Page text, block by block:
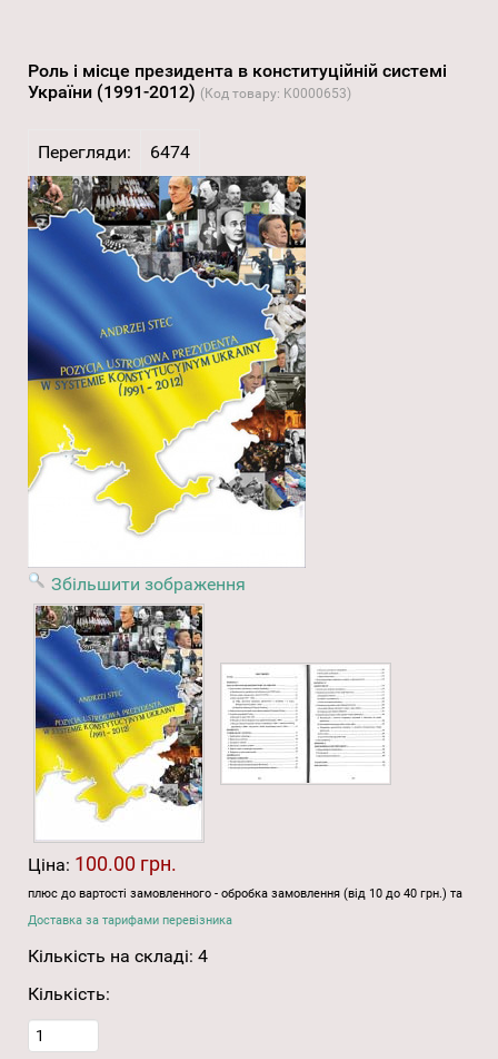
Роль і місце президента в конституційній системі
України (1991-2012) (Код товару: K0000653)
Перегляди: 6474
Збільшити зображення
Ціна: 100.00 грн.
плюс до вартості замовленного - обробка замовлення (від 10 до 40 грн.) та
Доставка за тарифами перевізника
Кількість на складі: 4
Кількість: